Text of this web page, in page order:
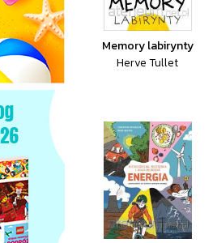
Memory labirynty
Herve Tullet